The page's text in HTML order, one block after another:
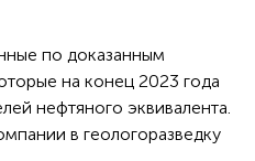
по доказанным
на конец 2023 года
нефтяного эквивалента.
в геологоразведку